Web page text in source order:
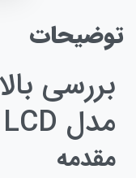
توضیحات
بررسی
مدل P 860 LCD
مقدمه